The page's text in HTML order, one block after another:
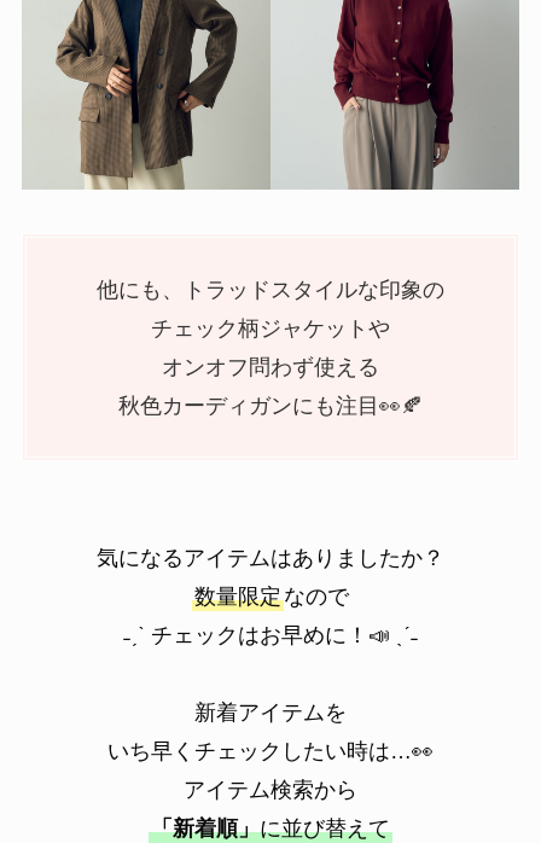
他にも、トラッドスタイルな印象の
チェック柄ジャケットや
オンオフ問わず使える
秋色カーディガンにも注目👀🍂
気になるアイテムはありましたか？
数量限定なので
˗ˏˋ チェックはお早めに！📣 ˎˊ˗
新着アイテムを
いち早くチェックしたい時は…👀
アイテム検索から
「新着順」に並び替えて